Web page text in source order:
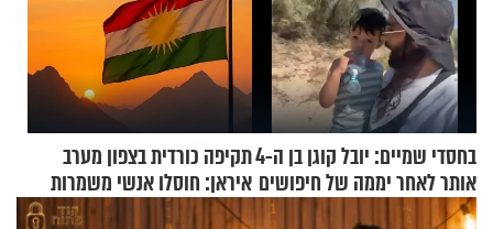
בחסדי שמיים: יובל קוגן בן ה-4
אותר לאחר יממה של חיפושים
תקיפה כורדית בצפון מערב
איראן: חוסלו אנשי משמרות
המהפכה